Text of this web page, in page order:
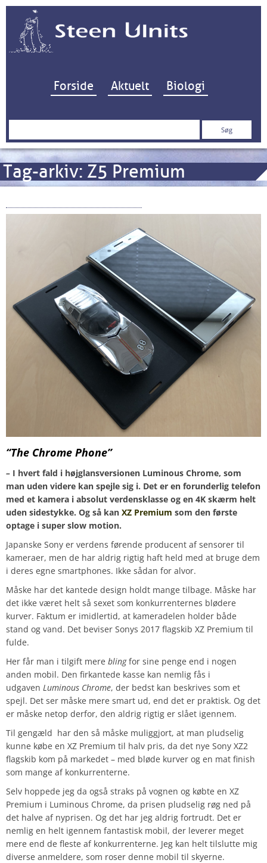
Hop til indhold
Forside Aktuelt Biologi
Søg
Tag-arkiv: Z5 Premium
“The Chrome Phone”
– I hvert fald i højglansversionen Luminous Chrome, som
man uden videre kan spejle sig i. Det er en forunderlig telefon
med et kamera i absolut verdensklasse og en 4K skærm helt
uden sidestykke. Og så kan XZ Premium som den første
optage i super slow motion.
Japanske Sony er verdens førende producent af sensorer til
kameraer, men de har aldrig rigtig haft held med at bruge dem
i deres egne smartphones. Ikke sådan for alvor.
Måske har det kantede design holdt mange tilbage. Måske har
det ikke været helt så sexet som konkurrenternes blødere
kurver. Faktum er imidlertid, at kameradelen holder både
stand og vand. Det beviser Sonys 2017 flagskib XZ Premium til
fulde.
Her får man i tilgift mere blingfor sine penge end i nogen
anden mobil. Den firkantede kasse kan nemlig fås i
udgaven Luminous Chrome, der bedst kan beskrives som et
spejl. Det ser måske mere smart ud, end det er praktisk. Og det
er måske netop derfor, den aldrig rigtig er slået igennem.
Til gengæld har den så måske muliggjort, at man pludselig
kunne købe en XZ Premium til halv pris, da det nye Sony XZ2
flagskib kom på markedet – med bløde kurver og en mat finish
som mange af konkurrenterne.
Selv hoppede jeg da også straks på vognen og købte en XZ
Premium i Luminous Chrome, da prisen pludselig røg ned på
det halve af nyprisen. Og det har jeg aldrig fortrudt. Det er
nemlig en helt igennem fantastisk mobil, der leverer meget
mere end de fleste af konkurrenterne. Jeg kan helt tilslutte mig
diverse anmeldere, som roser denne mobil til skyerne.